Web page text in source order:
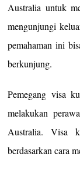
Australia untuk
mengunjungi
pemahaman ini
berkunjung.
Pemegang visa
melakukan
Australia. Visa
berdasarkan cara